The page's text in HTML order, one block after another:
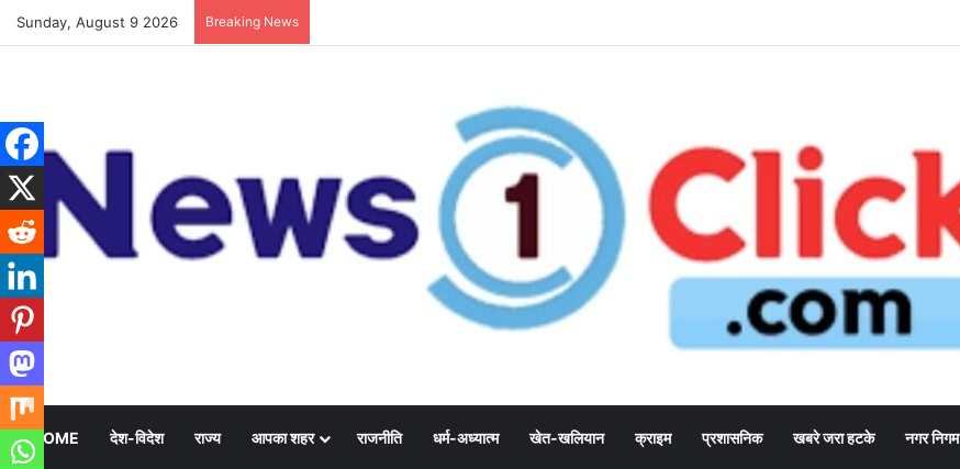
Sunday, August 9 2026 Breaking News
HOME देश-विदेश राज्य आपका शहर राजनीति धर्म-अध्यात्म खेत-खलियान क्राइम प्रशासनिक खबरे जरा हटके नगर निगम